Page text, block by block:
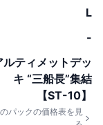
L
-
ルティメットデッ
キ “三船長”集結
【ST-10】
パックの価格表を見